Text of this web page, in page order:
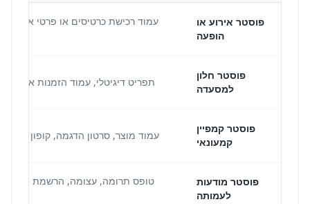
פוסטר אירוע או
הופעה
עמוד רכישת כרטיסים או פרטי אירוע
פוסטר חלון
למסעדה
תפריט דיגיטלי, עמוד הזמנות או
פוסטר קמפיין
קמעונאי
עמוד מוצר, סרטון הדגמה, קופון או
פוסטר מודעות
לעמותה
טופס תרומה, עצומה, הרשמת